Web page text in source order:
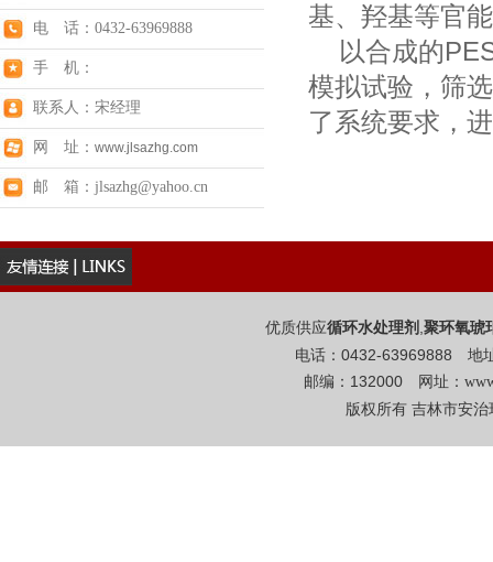
电 话：0432-63969888
手 机：
联系人：宋经理
网 址： www.jlsazhg.com
邮 箱：jlsazhg@yahoo.cn
基、羟基等官
以合成的
模拟试验，筛
了系统要求，
优质供应循环水处理剂 ,聚环氧琥
电话：0432-63969888 地
邮编：132000 网址：
版权所有 吉林市安